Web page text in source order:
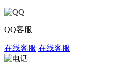
QQ客服
在线客服 在线客服